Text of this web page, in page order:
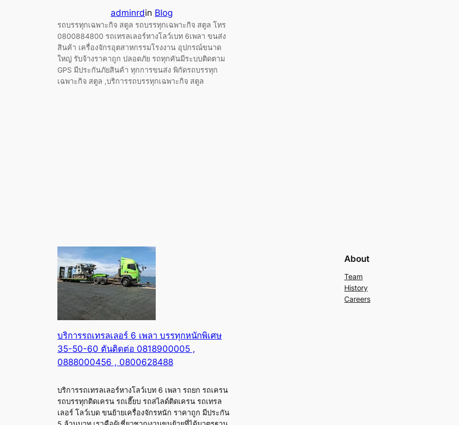
adminrdin Blog
รถบรรทุกเฉพาะกิจ สตูล รถบรรทุกเฉพาะกิจ สตูล โทร
0800884800 รถเทรลเลอร์หางโลว์เบท 6เพลา ขนส่ง
สินค้า เครื่องจักรอุตสาหกรรมโรงงาน อุปกรณ์ขนาด
ใหญ่ รับจ้างราคาถูก ปลอดภัย รถทุกคันมีระบบติดตาม
GPS มีประกันภัยสินค้า ทุกการขนส่ง พิกัดรถบรรทุก
เฉพาะกิจ สตูล ,บริการรถบรรทุกเฉพาะกิจ สตูล
บริการรถเทรลเลอร์ 6 เพลา บรรทุกหนักพิเศษ
35-50-60 ตันติดต่อ 0818900005 ,
0888000456 , 0800628488
บริการรถเทรลเลอร์หางโลว์เบท 6 เพลา รถยก รถเครน
รถบรรทุกติดเครน รถเฮี๊ยบ รถสไลด์ติดเครน รถเทรล
เลอร์ โลว์เบด ขนย้ายเครื่องจักรหนัก ราคาถูก มีประกัน
About
Team
History
Careers